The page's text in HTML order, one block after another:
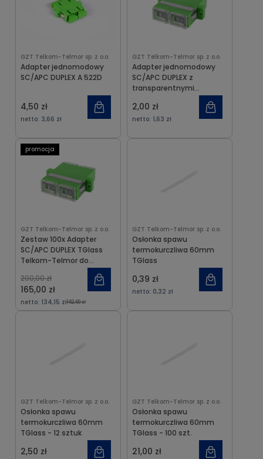
GZT Telkom-Telmor sp. z o.o.
Adapter jednomodowy
SC/APC DUPLEX A 522D
4,50 zł
netto: 3,66 zł
GZT Telkom-Telmor sp. z o.o.
Adapter jednomodowy
SC/APC DUPLEX z
transparentnymi
2,00 zł
netto: 1,63 zł
GZT Telkom-Telmor sp. z o.o.
Zestaw 100x Adapter
SC/APC DUPLEX TGlass
Telkom-Telmor do
165,00 zł
200,00 zł
netto: 134,15 zł162,60 zł
promocja
GZT Telkom-Telmor sp. z o.o.
Osłonka spawu
termokurczliwa 60mm
TGlass
0,39 zł
netto: 0,32 zł
GZT Telkom-Telmor sp. z o.o.
Osłonka spawu
termokurczliwa 60mm
TGlass - 12 sztuk
2,50 zł
GZT Telkom-Telmor sp. z o.o.
Osłonka spawu
termokurczliwa 60mm
TGlass - 100 szt.
21,00 zł